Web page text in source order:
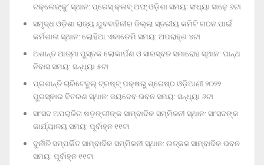
ଟକ୍‌ଲେଙ୍କୁ’ ସ୍ଥାନ: ପ୍ରେସ୍‌ କ୍ଲବ୍‌ ଅଫ୍‌ ଓଡ଼ିଶା ସମୟ: ସଂଧ୍ୟା ସାଢ଼େ ୬ଟା
ସମୃଦ୍ଧ ଓଡ଼ିଶା ରାଜ୍ୟ ଯୁବବାହିନୀର ଜିଲ୍ଲା ସ୍ତରୀୟ କମିଟି ଗଠନ ପାଇଁ
କର୍ମଶାଳା ସ୍ଥାନ: ଲୋହିଆ ଏକାଡେମି ସମୟ: ଅପରାହ୍‌ଣ ୪ଟା
ଅଶାନ୍ତ ଆତ୍ମା ପୁସ୍ତକ ଲୋକାର୍ପଣ ଓ ସାରସ୍ବତ ସମାରୋହ ସ୍ଥାନ: ପାନ୍ଥ
ନିବାସ ସମୟ: ସନ୍ଧ୍ୟା ୫ଟା
ପ୍ରଶାନ୍ତି ଚାରିଟେବୁଲ୍‌ ଟ୍ରଷ୍ଟ୍‌ ପକ୍ଷରୁ ଶ୍ରେଷ୍ଠ ଓଡ଼ିଆଣୀ ୨୦୨୨
ପୁରସ୍କାର ବିତରଣ ସ୍ଥାନ: ଜୟଦେବ ଭବନ ସମୟ: ସନ୍ଧ୍ୟା ୬ଟା
ସାଂସଦ ଅପରାଜିତା ଷଡ଼ଙ୍ଗୀଙ୍କ ସାମ୍ବାଦିକ ସମ୍ମିଳନୀ ସ୍ଥାନ: ସାଂସଦଙ୍କ
କାର୍ଯ୍ୟାଳୟ ସମୟ: ପୂର୍ବାହ୍ନ ୧୧ଟା
ଦୁର୍ନୀତି ସମ୍ପର୍କିତ ସାମ୍ବାଦିକ ସମ୍ମିଳନୀ ସ୍ଥାନ: ଉତ୍କଳ ସାମ୍ବାଦିକ ଭବନ
ସମୟ: ପୂର୍ବାହ୍ନ ୧୧ଟା